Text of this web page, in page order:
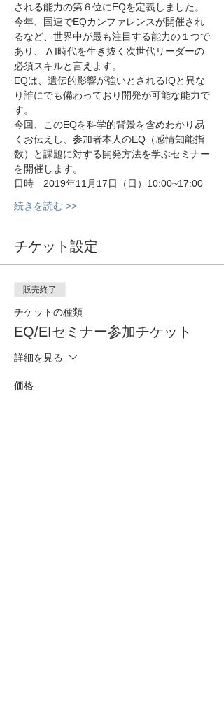
される能力の第６位にEQを定義しました。
今年、国連でEQカンファレンスが開催され
るなど、世界中が最も注目する能力の１つで
あり、 A I時代を生き抜く次世代リーダーの
必須スキルと言えます。
EQは、遺伝的影響が強いとされるIQと異な
り誰にでも備わっており開発が可能な能力で
す。
今回、このEQを科学的背景を含めわかり易
くお伝えし、参加者本人のEQ（感情知能指
数）と課題に対する開発方法を学ぶセミナー
を開催します。
日時　2019年11月17日（日）10:00~17:00
続きを読む >>
チケット設定
販売終了
チケットの種類
EQ/EIセミナー参加チケット
詳細を見る
価格